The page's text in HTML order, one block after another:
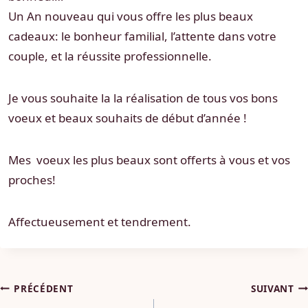
Un An nouveau qui vous offre les plus beaux
cadeaux: le bonheur familial, l’attente dans votre
couple, et la réussite professionnelle.
Je vous souhaite la la réalisation de tous vos bons
voeux et beaux souhaits de début d’année !
Mes voeux les plus beaux sont offerts à vous et vos
proches!
Affectueusement et tendrement.
Navigation
PRÉCÉDENT SUIVANT